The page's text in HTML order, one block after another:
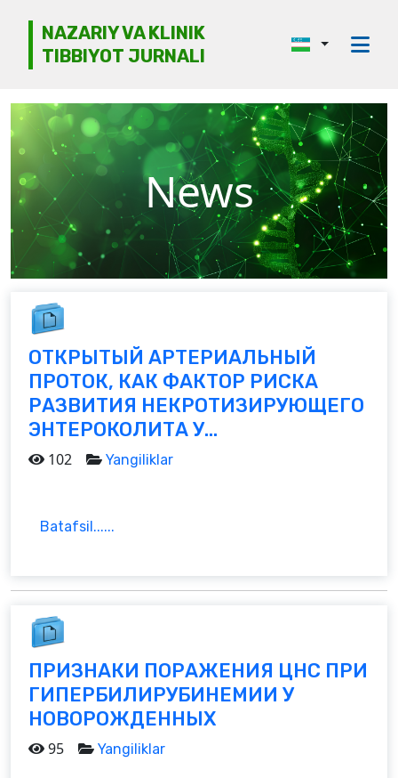
NAZARIY VA KLINIK
TIBBIYOT JURNALI
Tahririyat kengashi
Etika
Ko‘rib chiqish
Mualliflarga
Arxiv
News
ОТКРЫТЫЙ АРТЕРИАЛЬНЫЙ
ПРОТОК, КАК ФАКТОР РИСКА
РАЗВИТИЯ НЕКРОТИЗИРУЮЩЕГО
ЭНТЕРОКОЛИТА У...
102 Yangiliklar
Batafsil......
ПРИЗНАКИ ПОРАЖЕНИЯ ЦНС ПРИ
ГИПЕРБИЛИРУБИНЕМИИ У
НОВОРОЖДЕННЫХ
95 Yangiliklar